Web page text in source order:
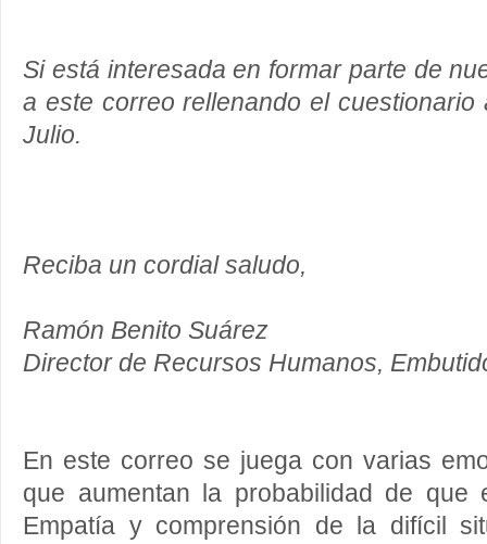
Si está interesada en formar parte de
a este correo rellenando el
Julio.
Reciba un cordial saludo,
Ramón Benito Suárez
Director de Recursos Humanos,
En este correo se juega con varias
que aumentan la probabilidad de que
Empatía y comprensión de la difícil